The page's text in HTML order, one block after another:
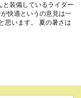
と装備しているライダー
快適というの意見は一
思います。 夏の暑さは